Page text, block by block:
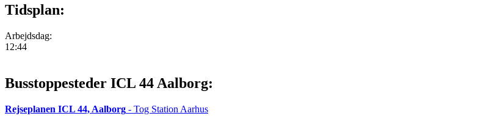
Tidsplan:
Arbejdsdag:
12:44
Busstoppesteder ICL 44 Aalborg:
Rejseplanen ICL 44, Aalborg - Tog Station Aarhus